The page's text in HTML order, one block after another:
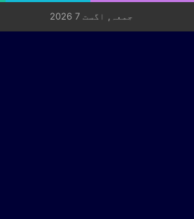
جمعہ, اگست 7 2026